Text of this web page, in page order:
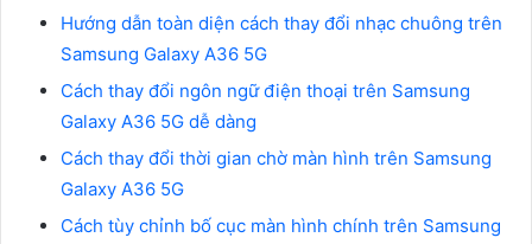
Hướng dẫn toàn diện cách thay đổi nhạc chuông trên
Samsung Galaxy A36 5G
Cách thay đổi ngôn ngữ điện thoại trên Samsung
Galaxy A36 5G dễ dàng
Cách thay đổi thời gian chờ màn hình trên Samsung
Galaxy A36 5G
Cách tùy chỉnh bố cục màn hình chính trên Samsung